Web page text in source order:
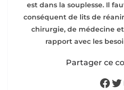
est dans la souplesse. Il
conséquent de lits de
chirurgie, de médecine
rapport avec les
Partager ce